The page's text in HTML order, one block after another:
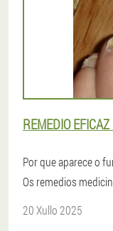
REMEDIO
Por que aparece o
Os remedios
20 Xullo 2025